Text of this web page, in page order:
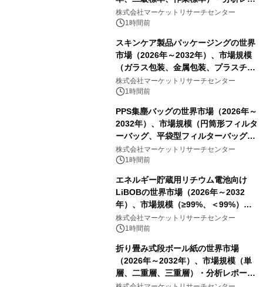
ートを発表
株式会社マーケットリサーチセンター
1時間前
スキンケア製品パッケージングの世界
市場（2026年～2032年）、市場規模
（ガラス包装、金属包装、プラスチッ
ク包装、その他）・分析レポートを発
表
株式会社マーケットリサーチセンター
1時間前
PPS集塵バッグの世界市場（2026年～
2032年）、市場規模（円筒形フィルタ
ーバッグ、平袋型フィルターバッグ、
プリーツフィルターバッグ、その
他）・分析レポートを発表
株式会社マーケットリサーチセンター
1時間前
エネルギー貯蔵用リチウム電池向け
LiBOBの世界市場（2026年～2032
年）、市場規模（≥99%、＜99%）・
分析レポートを発表
株式会社マーケットリサーチセンター
1時間前
折り畳み式段ボール紙の世界市場
（2026年～2032年）、市場規模（単
層、二重層、三重層）・分析レポート
を発表